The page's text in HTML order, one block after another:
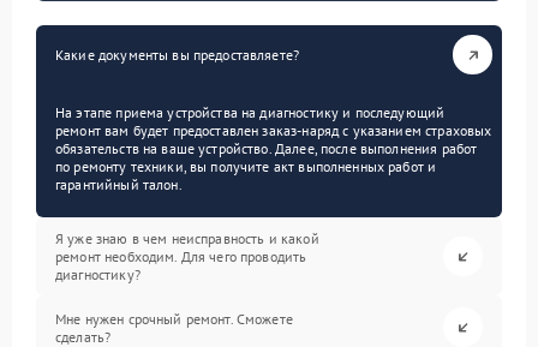
Какие документы вы предоставляете?
На этапе приема устройства на диагностику и последующий
ремонт вам будет предоставлен заказ-наряд с указанием страховых
обязательств на ваше устройство. Далее, после выполнения работ
по ремонту техники, вы получите акт выполненных работ и
гарантийный талон.
Я уже знаю в чем неисправность и какой
ремонт необходим. Для чего проводить
диагностику?
Мне нужен срочный ремонт. Сможете
сделать?